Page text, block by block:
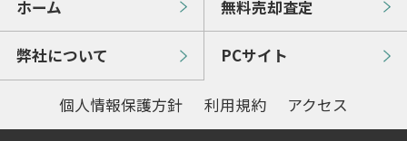
ホーム 無料売却査定
弊社について PCサイト
個人情報保護方針 利用規約 アクセス